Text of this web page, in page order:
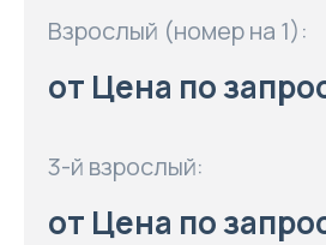
Взрослый (номер на 1):
от Цена по
3-й взрослый:
от Цена по